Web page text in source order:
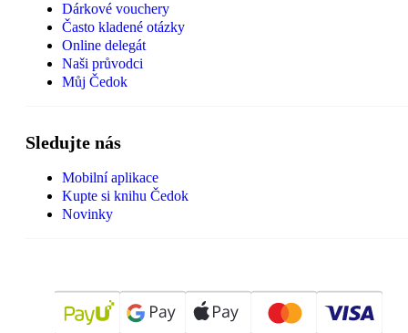
Dárkové vouchery
Často kladené otázky
Online delegát
Naši průvodci
Můj Čedok
Sledujte nás
Mobilní aplikace
Kupte si knihu Čedok
Novinky